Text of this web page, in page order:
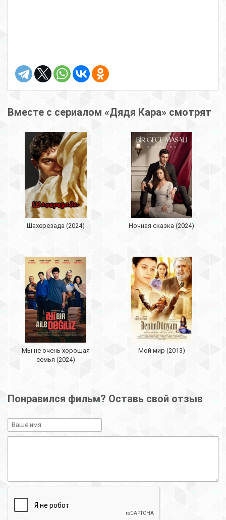
Вместе с сериалом «Дядя Кара» смотрят
Шахерезада (2024) Ночная сказка (2024)
Мы не очень хорошая
семья (2024)
Мой мир (2013)
Понравился фильм? Оставь свой отзыв